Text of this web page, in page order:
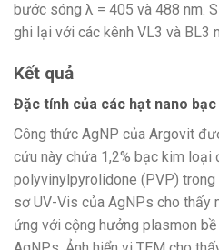
bước sóng λ = 405 và 488 nm.
ghi lại với các kênh VL3 và BL3
Kết quả
Đặc tính của các hạt nano
Công thức AgNP của Argovit
cứu này chứa 1,2% bạc kim loại
polyvinylpyrolidone (PVP)
sơ UV-Vis của AgNPs cho thấy
ứng với cộng hưởng plasmon